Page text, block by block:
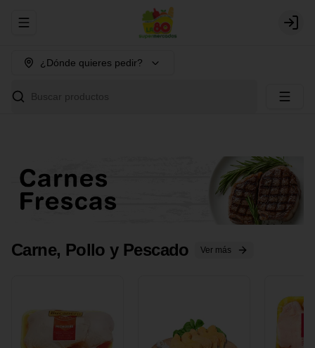
Abrir menu de navegación Login
¿Dónde quieres pedir?
Buscar productos
Carne, Pollo y Pescado Ver más